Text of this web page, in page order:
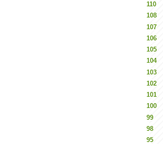
110
108
107
106
105
104
103
102
101
100
99
98
95